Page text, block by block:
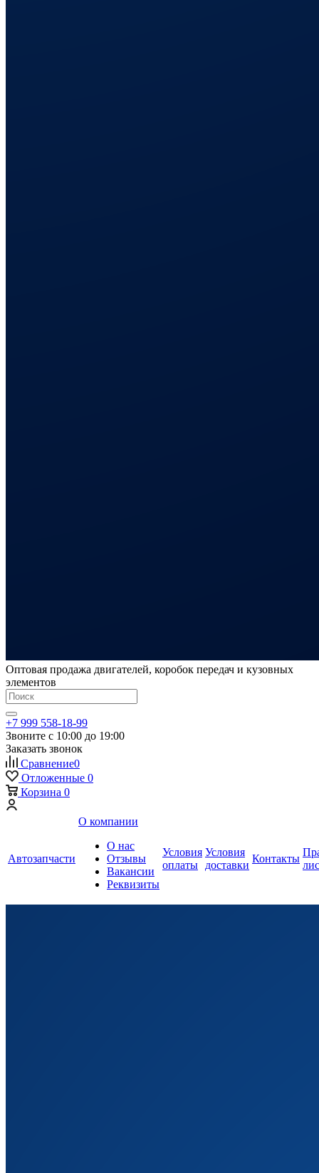
Оптовая продажа двигателей, коробок передач и кузовных
элементов
+7 999 558-18-99
Звоните с 10:00 до 19:00
Заказать звонок
Сравнение0
Отложенные 0
Корзина 0
Автозапчасти
О компании
О нас
Отзывы
Вакансии
Реквизиты
Условия
оплаты
Условия
доставки
Контакты